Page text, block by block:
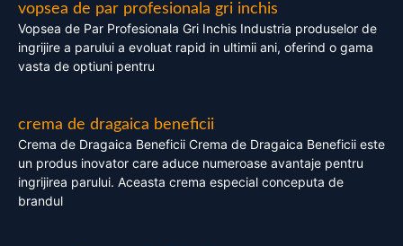
vopsea de par profesionala gri inchis
Vopsea de Par Profesionala Gri Inchis Industria produselor de
ingrijire a parului a evoluat rapid in ultimii ani, oferind o gama
vasta de optiuni pentru
crema de dragaica beneficii
Crema de Dragaica Beneficii Crema de Dragaica Beneficii este
un produs inovator care aduce numeroase avantaje pentru
ingrijirea parului. Aceasta crema especial conceputa de
brandul